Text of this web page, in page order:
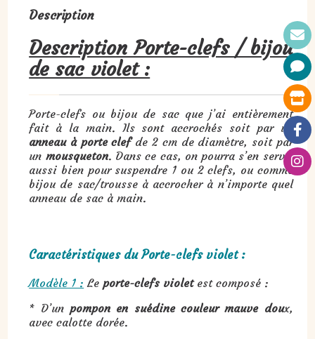
Description
Description Porte-clefs / bijou
de sac violet :
Porte-clefs ou bijou de sac que j’ai entièrement
fait à la main. Ils sont accrochés soit par un
anneau à porte clefde 2 cm de diamètre, soit par
un mousqueton. Dans ce cas, on pourra s’en servir
aussi bien pour suspendre 1 ou 2 clefs, ou comme
bijou de sac/trousse à accrocher à n’importe quel
anneau de sac à main.
Caractéristiques du Porte-clefs violet :
Modèle 1 : Le porte-clefs violetest composé :
* D’un pompon en suédine couleur mauve doux,
avec calotte dorée.